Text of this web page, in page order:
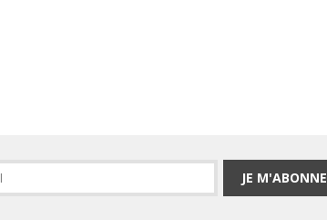
JE M'ABONNE